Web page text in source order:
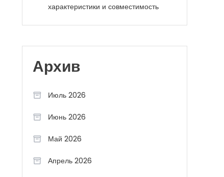
характеристики и совместимость
Архив
Июль 2026
Июнь 2026
Май 2026
Апрель 2026